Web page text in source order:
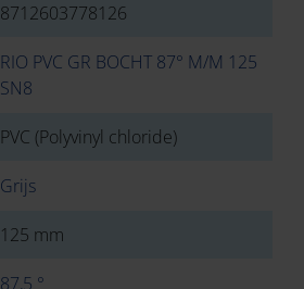
8712603778126
RIO PVC GR BOCHT 87° M/M 125
SN8
PVC (Polyvinyl chloride)
Grijs
125 mm
87,5 °